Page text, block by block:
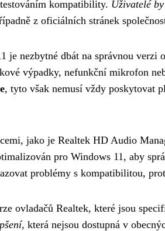
kompatibility. Uživatelé
z oficiálních stránek
nezbytné dbát na správnou
výpadky, nefunkční mikrofon
, tyto však nemusí vždy poskytovat
jako je Realtek HD Audio
pro Windows 11, aby
problémy s kompatibilitou,
ovladačů Realtek, které jsou
, která nejsou dostupná v